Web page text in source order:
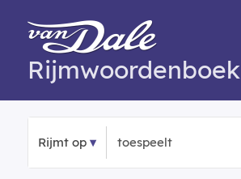
Rijmwoordenboek
Rijmt op